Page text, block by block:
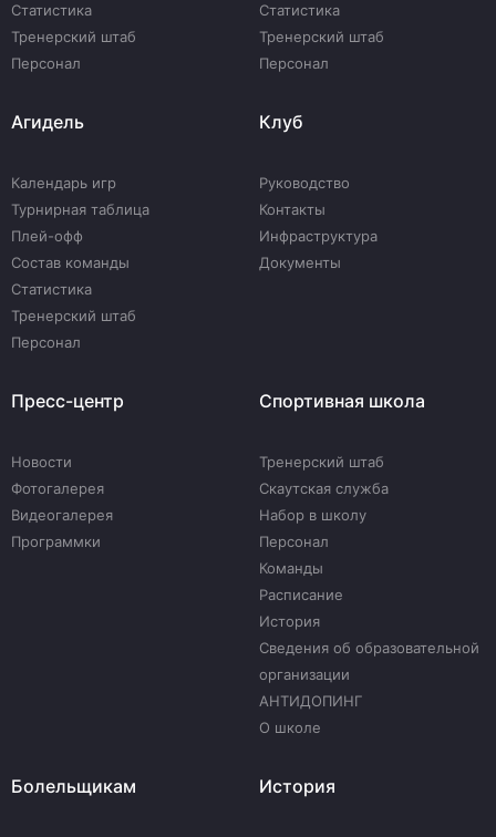
Статистика
Тренерский штаб
Персонал
Статистика
Тренерский штаб
Персонал
Агидель
Календарь игр
Турнирная таблица
Плей-офф
Состав команды
Статистика
Тренерский штаб
Персонал
Клуб
Руководство
Контакты
Инфраструктура
Документы
Пресс-центр
Новости
Фотогалерея
Видеогалерея
Программки
Спортивная школа
Тренерский штаб
Скаутская служба
Набор в школу
Персонал
Команды
Расписание
История
Сведения об образовательной
организации
АНТИДОПИНГ
О школе
Болельщикам История